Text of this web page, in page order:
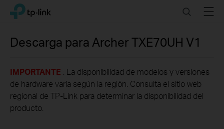
Click
navigation
TP-Link, Reliably Smart SearchMenu
Descarga para Archer TXE70UH V1
IMPORTANTE : La disponibilidad de modelos y versiones
de hardware varía según la región. Consulta el sitio web
regional de TP-Link para determinar la disponibilidad del
producto.